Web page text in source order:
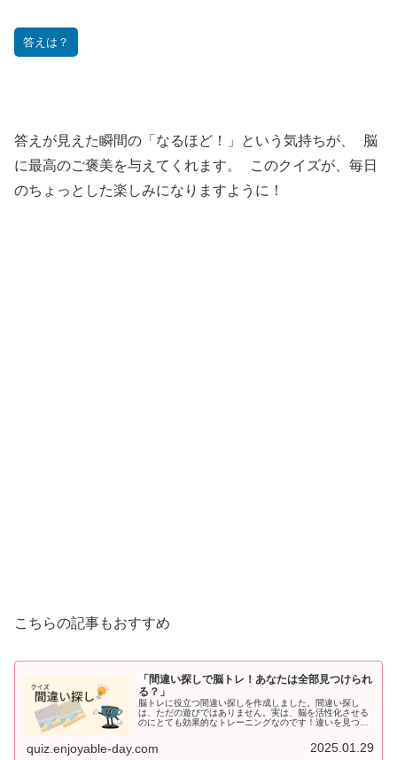
答えは？
答えが見えた瞬間の「なるほど！」という気持ちが、 脳
に最高のご褒美を与えてくれます。 このクイズが、毎日
のちょっとした楽しみになりますように！
こちらの記事もおすすめ
「間違い探しで脳トレ！あなたは全部見つけられ
る？」
脳トレに役立つ間違い探しを作成しました。間違い探し
は、ただの遊びではありません。実は、脳を活性化させる
のにとても効果的なトレーニングなのです！違いを見つけ
quiz.enjoyable-day.com 2025.01.29